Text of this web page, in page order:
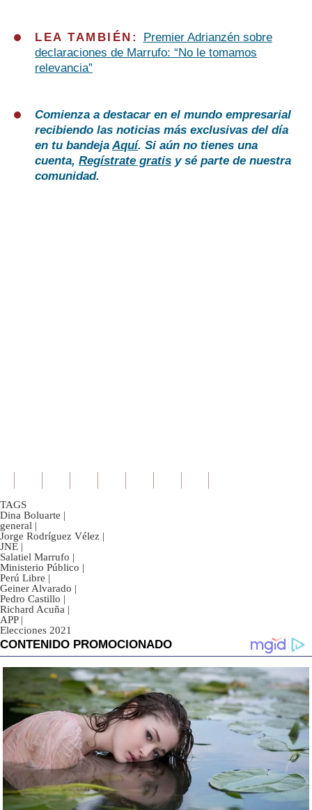
LEA TAMBIÉN:
Premier Adrianzén sobre
declaraciones de Marrufo: “No le tomamos
relevancia”
Comienza a destacar en el mundo empresarial
recibiendo las noticias más exclusivas del día
en tu bandejaAquí. Si aún no tienes una
cuenta, Regístrate gratis y sé parte de nuestra
comunidad.
TAGS
Dina Boluarte |
general |
Jorge Rodríguez Vélez |
JNE |
Salatiel Marrufo |
Ministerio Público |
Perú Libre |
Geiner Alvarado |
Pedro Castillo |
Richard Acuña |
APP |
Elecciones 2021